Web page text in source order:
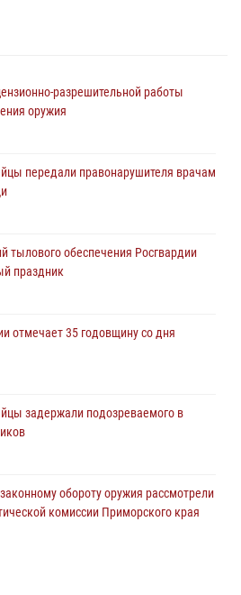
разрешительной работы
оружия
передали правонарушителя врачам
тылового обеспечения Росгвардии
праздник
отмечает 35 годовщину со дня
задержали подозреваемого в
обороту оружия рассмотрели
комиссии Приморского края
дома сотрудники